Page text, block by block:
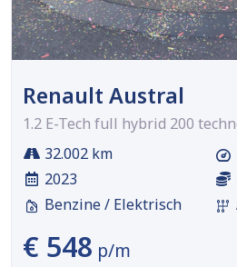
Renault Austral
1.2 E-Tech full hybrid 200
32.002 km
2023
Benzine / Elektrisch
€ 548 p/m